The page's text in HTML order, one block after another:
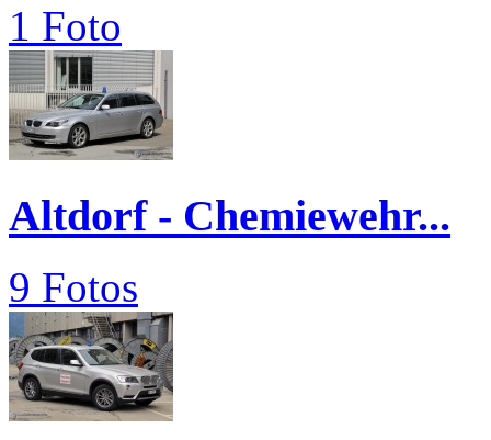
1 Foto
Altdorf - Chemiewehr...
9 Fotos